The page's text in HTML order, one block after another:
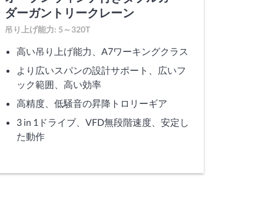
ダーガントリークレーン
吊り上げ能力: 5～320T
高い吊り上げ能力、A7ワーキングクラス
より広いスパンの設計サポート、広いフ
ック範囲、高い効率
高精度、低騒音の昇降トロリーギア
3 in 1ドライブ、VFD無段階速度、安定し
た動作